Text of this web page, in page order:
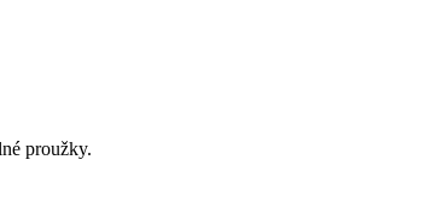
proužky.